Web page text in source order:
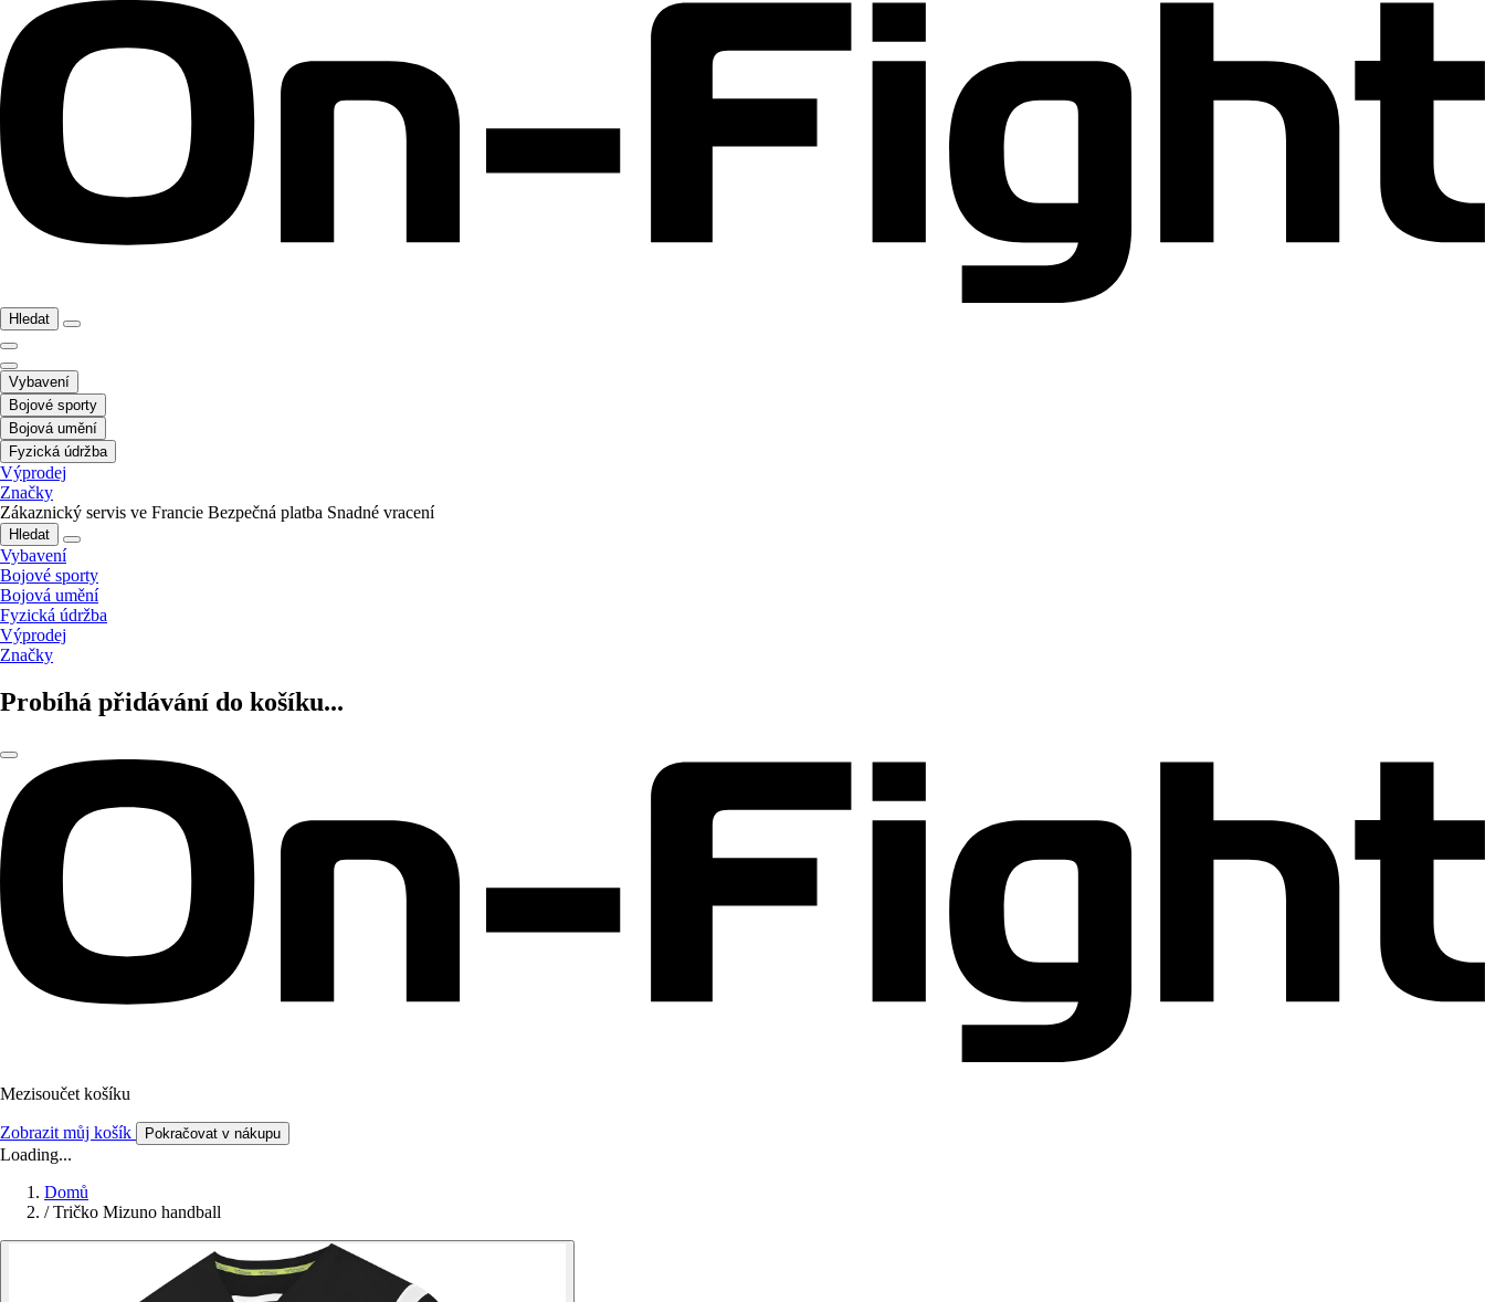
Hledat
Vybavení
Bojové sporty
Bojová umění
Fyzická údržba
Výprodej
Značky
Zákaznický servis ve Francie Bezpečná platba Snadné vracení
Hledat
Vybavení
Bojové sporty
Bojová umění
Fyzická údržba
Výprodej
Značky
Probíhá přidávání do košíku...
Mezisoučet košíku
Zobrazit můj košík Pokračovat v nákupu
Loading...
Domů
/ Tričko Mizuno handball